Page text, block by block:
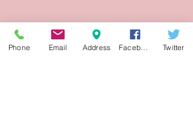
Phone Email Address Twitter